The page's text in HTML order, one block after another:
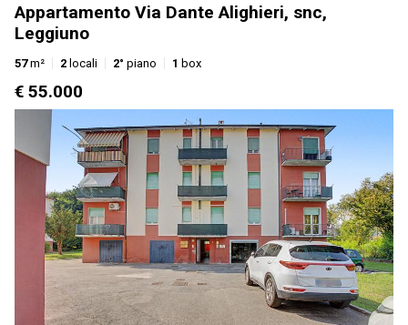
Appartamento Via Dante Alighieri, snc,
Leggiuno
57m² 2 locali 2° piano 1 box
€ 55.000